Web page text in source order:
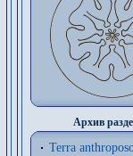
Архив
Terra